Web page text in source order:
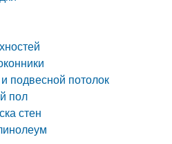
подвесной потолок
пол
стен